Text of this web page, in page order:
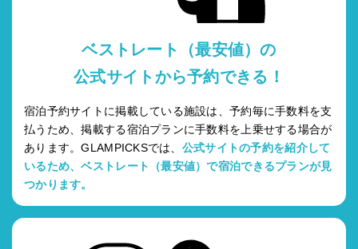
ベストレート（最安値）の
公式サイトから予約できる！
宿泊予約サイトに掲載している施設は、予約毎に手数料を支
払うため、掲載する宿泊プランに手数料を上乗せする場合が
あります。GLAMPICKSでは、 公式サイトの予約を紹介して
いるため、ベストレート（最安値）で宿泊できるプランが見
つかります。